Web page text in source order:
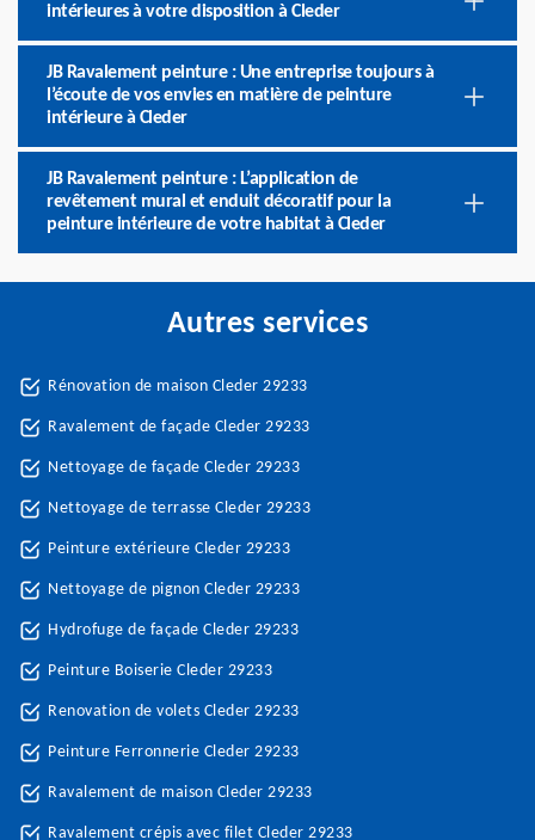
intérieures à votre disposition à Cleder
JB Ravalement peinture : Une entreprise toujours à
l’écoute de vos envies en matière de peinture
intérieure à Cleder
JB Ravalement peinture : L’application de
revêtement mural et enduit décoratif pour la
peinture intérieure de votre habitat à Cleder
Autres services
Rénovation de maison Cleder 29233
Ravalement de façade Cleder 29233
Nettoyage de façade Cleder 29233
Nettoyage de terrasse Cleder 29233
Peinture extérieure Cleder 29233
Nettoyage de pignon Cleder 29233
Hydrofuge de façade Cleder 29233
Peinture Boiserie Cleder 29233
Renovation de volets Cleder 29233
Peinture Ferronnerie Cleder 29233
Ravalement de maison Cleder 29233
Ravalement crépis avec filet Cleder 29233